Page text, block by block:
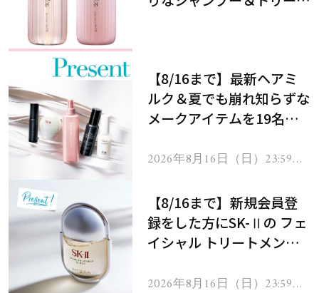
【8/16まで】最新ヘアミ
ルク＆夏でも崩れ知らずな
メークアイテムを19名様
2026年8月16日（日）23:59ま
【8/16まで】新規会員登
録をした方にSK-Ⅱの フェ
イシャル トリートメント
2026年8月16日（日）23:59ま